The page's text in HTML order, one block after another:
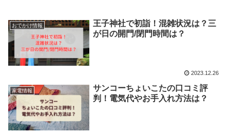
おでかけ情報
王子神社で初詣！混雑状況は？三
が日の開門/閉門時間は？
2023.12.26
家電情報
サンコーちょいこたの口コミ評
判！電気代やお手入れ方法は？